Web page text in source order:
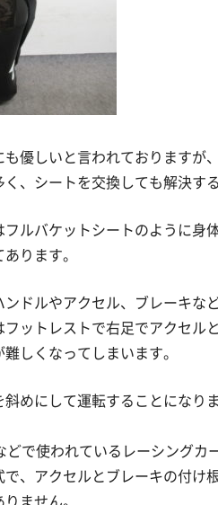
優しいと言われております
、シートを交換しても解決す
ルバケットシートのように身
ります。
ドルやアクセル、ブレーキ
ットレストで右足でアクセル
しくなってしまいます。
めにして運転することになり
どで使われているレーシング
、アクセルとブレーキの付
ません。